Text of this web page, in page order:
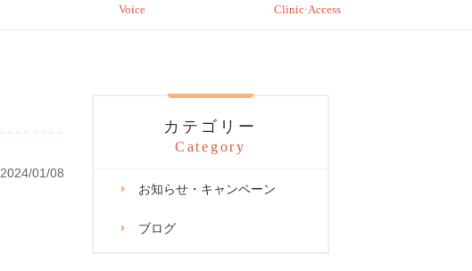
Voice Clinic·Access
2024/01/08
カテゴリー
Category
お知らせ・キャンペーン
ブログ